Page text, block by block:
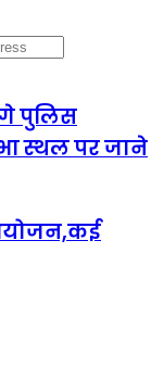
पुलिस
स्थल पर जाने